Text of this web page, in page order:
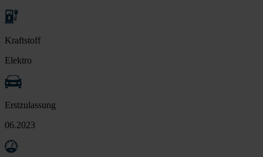
Kraftstoff
Elektro
Erstzulassung
06.2023